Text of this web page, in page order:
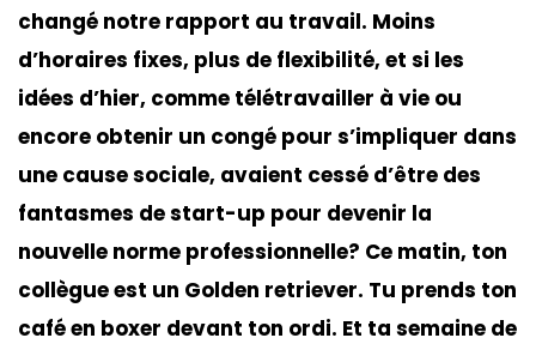
changé notre rapport au travail. Moins
d’horaires fixes, plus de flexibilité, et si les
idées d’hier, comme télétravailler à vie ou
encore obtenir un congé pour s’impliquer dans
une cause sociale, avaient cessé d’être des
fantasmes de start-up pour devenir la
nouvelle norme professionnelle? Ce matin, ton
collègue est un Golden retriever. Tu prends ton
café en boxer devant ton ordi. Et ta semaine de